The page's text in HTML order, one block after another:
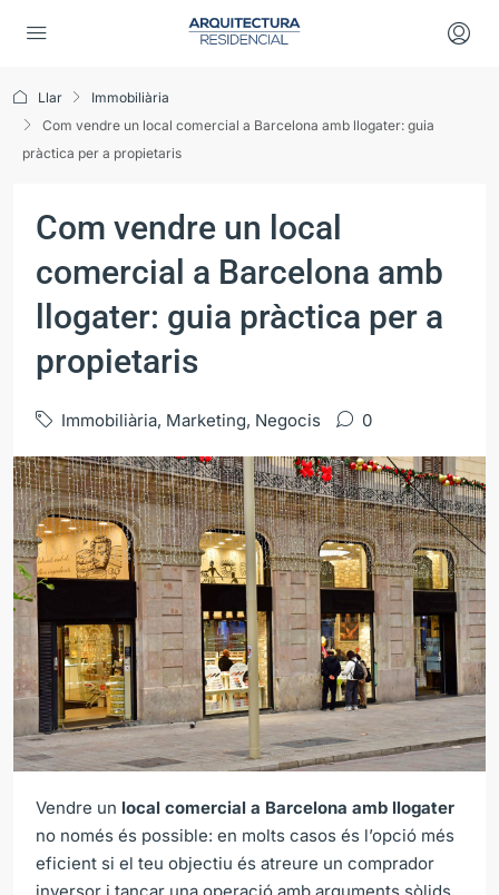
Llar
Immobiliària
Com vendre un local comercial a Barcelona amb llogater: guia
pràctica per a propietaris
Com vendre un local
comercial a Barcelona amb
llogater: guia pràctica per a
propietaris
Immobiliària, Marketing, Negocis 0
Vendre un local comercial a Barcelona amb llogater
no només és possible: en molts casos és l’opció més
eficient si el teu objectiu és atreure un comprador
inversor i tancar una operació amb arguments sòlids.